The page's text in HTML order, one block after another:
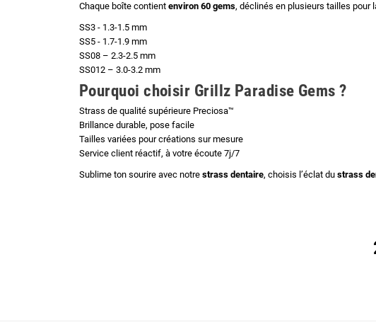
Chaque boîte contient environ 60 gems, déclinés en plusieurs tailles
SS3 - 1.3-1.5 mm
SS5 - 1.7-1.9 mm
SS08 – 2.3-2.5 mm
SS012 – 3.0-3.2 mm
Pourquoi choisir Grillz Paradise Gems ?
Strass de qualité supérieure Preciosa™
Brillance durable, pose facile
Tailles variées pour créations sur mesure
Service client réactif, à votre écoute 7j/7
Sublime ton sourire avec notre strass dentaire, choisis l’éclat du strass